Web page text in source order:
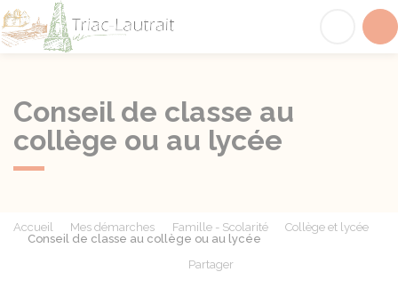
Conseil de classe au
collège ou au lycée
Accueil Mes démarches Famille - Scolarité
Collège et lycée
Conseil de classe au collège ou au lycée
Partager